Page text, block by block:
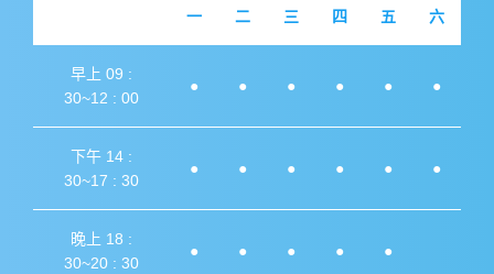
一 二 三 四 五 六
早上 09 :
30~12 : 00
● ● ● ● ● ●
下午 14 :
30~17 : 30
● ● ● ● ● ●
晚上 18 :
30~20 : 30
● ● ● ● ●